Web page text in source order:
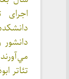
اجرای
تئاتر